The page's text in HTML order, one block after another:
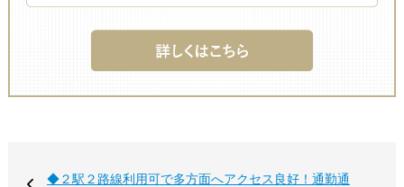
◆２駅２路線利用可で多方面へアクセス良好！通勤通